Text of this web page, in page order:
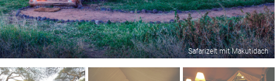
Safarizelt mit Makutidach